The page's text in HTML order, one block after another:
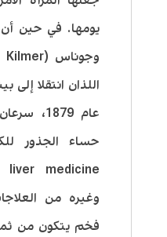
يومها. في حين أن
اللذان انتقلا إلى
عام
وغيره من
فخم يتكون من